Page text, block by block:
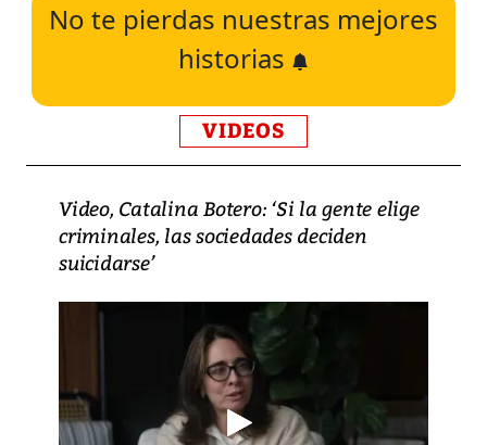
No te pierdas nuestras mejores
historias
VIDEOS
Video, Catalina Botero: ‘Si la gente elige
criminales, las sociedades deciden
suicidarse’